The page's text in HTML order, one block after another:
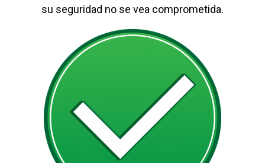
su seguridad no se vea comprometida.